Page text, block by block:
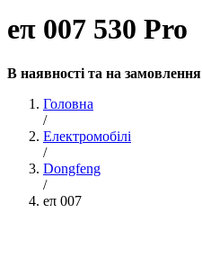
eπ 007 530 Pro
В наявності та на замовлення
Головна
/
Електромобілі
/
Dongfeng
/
eπ 007